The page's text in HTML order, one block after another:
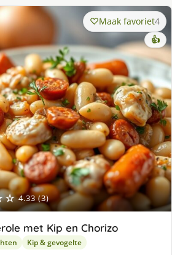
4.33 (3)
Maak favoriet4
👍
met Kip en Chorizo
Kip & gevogelte